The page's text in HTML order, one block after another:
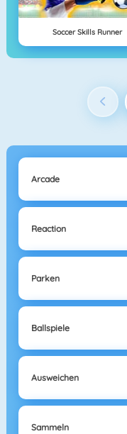
Soccer Skills Runner
Arcade
Reaction
Parken
Ballspiele
Ausweichen
Sammeln